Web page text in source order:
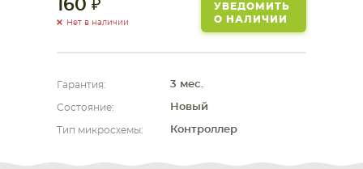
КОМПЛЕКТУЮЩИЕ
160
Нет в наличии
УВЕДОМИТЬ
О НАЛИЧИИ
Гарантия: 3 мес.
Состояние: Новый
Тип микросхемы: Контроллер